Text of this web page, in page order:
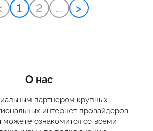
1 2 ... >
О нас
партнёром крупных
интернет-провайдеров.
ознакомится со всеми